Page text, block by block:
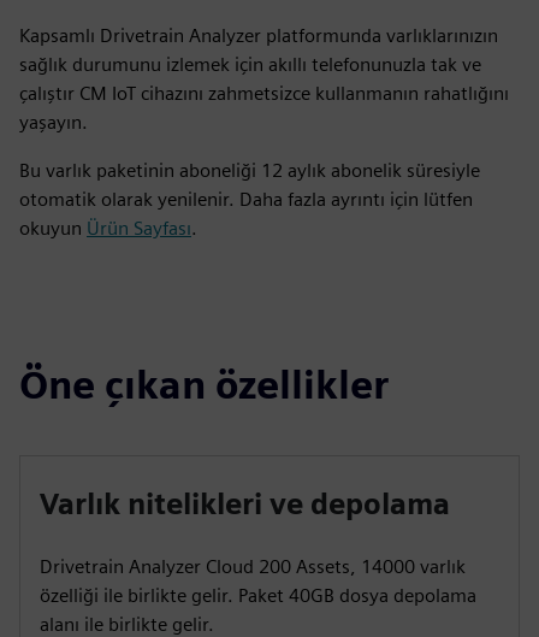
Kapsamlı Drivetrain Analyzer platformunda varlıklarınızın
sağlık durumunu izlemek için akıllı telefonunuzla tak ve
çalıştır CM IoT cihazını zahmetsizce kullanmanın rahatlığını
yaşayın.
Bu varlık paketinin aboneliği 12 aylık abonelik süresiyle
otomatik olarak yenilenir. Daha fazla ayrıntı için lütfen
okuyun Ürün Sayfası.
Öne çıkan özellikler
Varlık nitelikleri ve depolama
Drivetrain Analyzer Cloud 200 Assets, 14000 varlık
özelliği ile birlikte gelir. Paket 40GB dosya depolama
alanı ile birlikte gelir.